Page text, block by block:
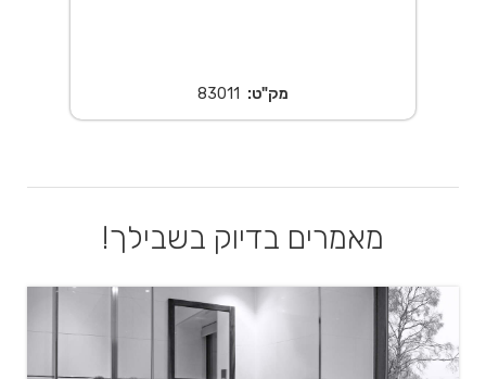
מק"ט: 83011
מאמרים בדיוק בשבילך!